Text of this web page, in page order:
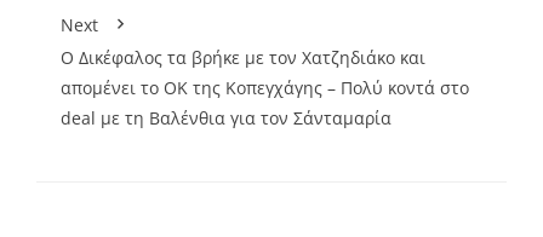
Next
Ο Δικέφαλος τα βρήκε με τον Χατζηδιάκο και
απομένει το ΟΚ της Κοπεγχάγης – Πολύ κοντά στο
deal με τη Βαλένθια για τον Σάνταμαρία